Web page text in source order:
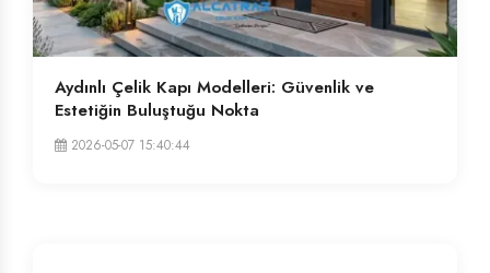
Aydınlı Çelik Kapı Modelleri: Güvenlik ve
Estetiğin Buluştuğu Nokta
2026-05-07 15:40:44